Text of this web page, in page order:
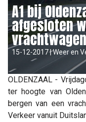
A1 bij
afgesloten
vrachtwagen
15-12-2017 | Weer en
OLDENZAAL -
ter hoogte van
bergen van een
Verkeer vanuit